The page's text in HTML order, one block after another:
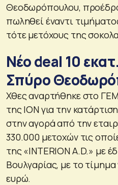
Θεοδωρόπουλου,
πωληθεί έναντι
τότε μετόχους της
Νέο deal 10
Σπύρο
Χθες αναρτήθηκε στο
της ΙΟΝ για την
στην αγορά από την
330.000 μετοχών τις
της «INTERION A.D.» με
Βουλγαρίας, με το τίμημα
ευρώ.